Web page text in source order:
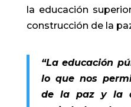
la educación
construcción de la
“La educación
lo que nos
de la paz y la